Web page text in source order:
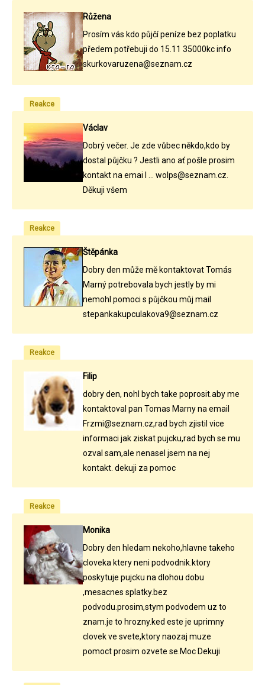
Růžena
Prosím vás kdo půjčí peníze bez poplatku
předem potřebuji do 15.11 35000kc info
skurkovaruzena@seznam.cz
Reakce
Václav
Dobrý večer. Je zde vůbec někdo,kdo by
dostal půjčku ? Jestli ano ať pošle prosim
kontakt na emai l ... wolps@seznam.cz.
Děkuji všem
Reakce
Štěpánka
Dobry den může mě kontaktovat Tomás
Marný potrebovala bych jestly by mi
nemohl pomoci s půjčkou můj mail
stepankakupculakova9@seznam.cz
Reakce
Filip
dobry den, nohl bych take poprosit.aby me
kontaktoval pan Tomas Marny na email
Frzmi@seznam.cz,rad bych zjistil vice
informaci jak ziskat pujcku,rad bych se mu
ozval sam,ale nenasel jsem na nej
kontakt. dekuji za pomoc
Reakce
Monika
Dobry den hledam nekoho,hlavne takeho
cloveka ktery neni podvodnik.ktory
poskytuje pujcku na dlohou dobu
,mesacnes splatky.bez
podvodu.prosim,stym podvodem uz to
znam.je to hrozny.ked este je uprimny
clovek ve svete,ktory naozaj muze
pomoct prosim ozvete se.Moc Dekuji